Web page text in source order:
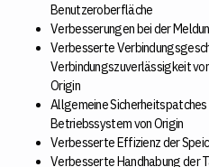
Benutzeroberfläche
Verbesserungen bei der
Verbesserte
Verbindungszuverlässigkeit
Origin
Allgemeine Sicherheitspatches
Betriebssystem von Origin
Verbesserte Effizienz der
Verbesserte Handhabung der